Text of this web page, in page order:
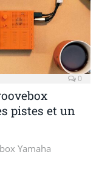
0
pistes et un
Yamaha